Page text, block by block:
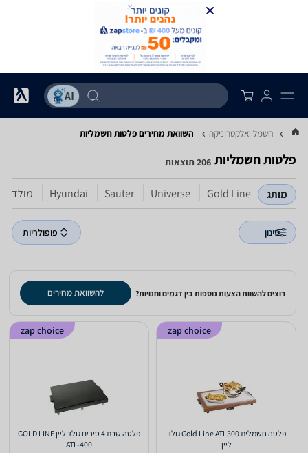
חשמל ואלקטרוניקה השוואת מחירים פלטות חשמליות
פלטות חשמליות 206 תוצאות
מותג Gold Line
Universe
Sauter
Hyundai מולדת
סינון פופולריות
רוצים להשוות הצעות נוספות בין דגמים וחנויות? להשוואת מחירים
פלטה חשמלית Gold Line ATL300 גולד
ליין
zap choice
פלטה שבת 4 סירים גולד ליין GOLD LINE
ATL-400
zap choice